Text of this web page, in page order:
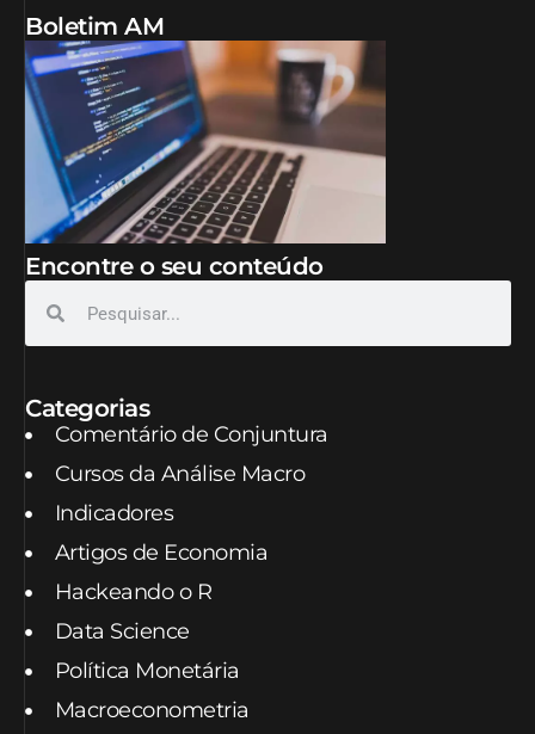
Boletim AM
Encontre o seu conteúdo
Categorias
Comentário de Conjuntura
Cursos da Análise Macro
Indicadores
Artigos de Economia
Hackeando o R
Data Science
Política Monetária
Macroeconometria